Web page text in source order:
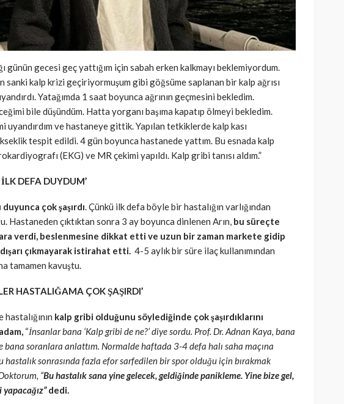
günün gecesi geç yattığım için sabah erken kalkmayı beklemiyordum.
sanki kalp krizi geçiriyormuşum gibi göğsüme saplanan bir kalp ağrısı
Yatağımda 1 saat boyunca ağrının geçmesini bekledim.
bile düşündüm. Hatta yorganı başıma kapatıp ölmeyi bekledim.
uyandırdım ve hastaneye gittik. Yapılan tetkiklerde kalp kası
tespit edildi. 4 gün boyunca hastanede yattım. Bu esnada kalp
(EKG) ve MR çekimi yapıldı. Kalp gribi tanısı aldım.”
DEFA DUYDUM’
duyunca çok şaşırdı. Çünkü ilk defa böyle bir hastalığın varlığından
Hastaneden çıktıktan sonra 3 ay boyunca dinlenen Arın, bu süreçte
verdi, beslenmesine dikkat etti ve uzun bir zaman markete gidip
dışarı çıkmayarak istirahat etti. 4-5 aylık bir süre ilaç kullanımından
tamamen kavuştu.
HASTALIĞAMA ÇOK ŞAŞIRDI’
kalp gribi olduğunu söylediğinde çok şaşırdıklarını
“İnsanlar bana ‘Kalp gribi de ne?’ diye sordu. Prof. Dr. Adnan Kaya, bana
bana soranlara anlattım. Normalde haftada 3-4 defa halı saha maçına
hastalık sonrasında fazla efor sarfedilen bir spor olduğu için bırakmak
“Bu hastalık sana yine gelecek, geldiğinde panikleme. Yine bize gel,
dedi.